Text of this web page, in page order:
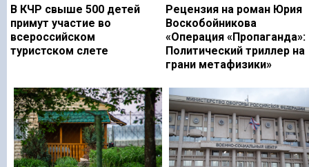
В КЧР свыше 500 детей
примут участие во
всероссийском
туристском слете
Рецензия на роман Юрия
Воскобойникова
«Операция «Пропаганда»:
Политический триллер на
грани метафизики»